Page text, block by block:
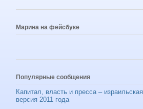
Марина на фейсбуке
Популярные сообщения
Капитал, власть и пресса – израильская
версия 2011 года